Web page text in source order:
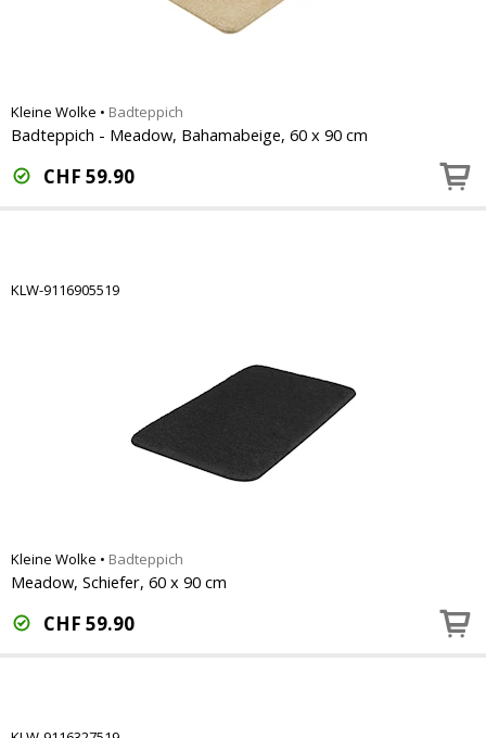
Kleine Wolke • Badteppich
Badteppich - Meadow, Bahamabeige, 60 x 90 cm
CHF 59.90
KLW-9116905519
Kleine Wolke • Badteppich
Meadow, Schiefer, 60 x 90 cm
CHF 59.90